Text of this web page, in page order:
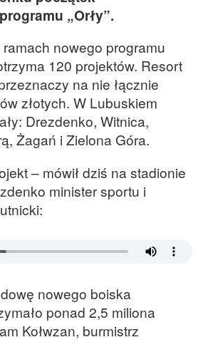
„Orły”.
nowego programu
120 projektów. Resort
na nie łącznie
złotych. W Lubuskiem
Drezdenko, Witnica,
Żagań i Zielona Góra.
– mówił dziś na stadionie
minister sportu i
nowego boiska
ponad 2,5 miliona
Kołwzan, burmistrz